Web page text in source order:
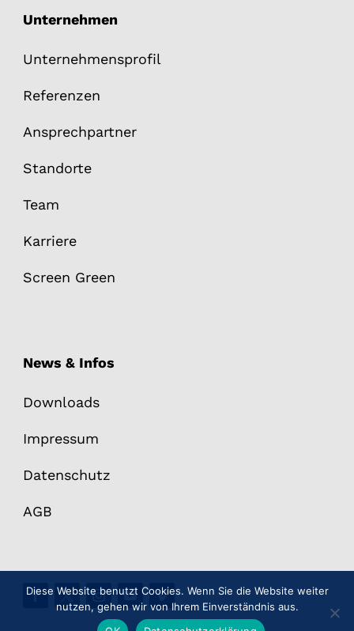
Unternehmen
Unternehmensprofil
Referenzen
Ansprechpartner
Standorte
Team
Karriere
Screen Green
News & Infos
Downloads
Impressum
Datenschutz
AGB
Diese Website benutzt Cookies. Wenn Sie die Website weiter
nutzen, gehen wir von Ihrem Einverständnis aus.